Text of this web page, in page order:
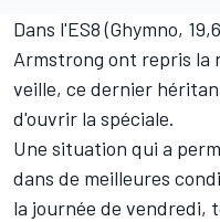
Dans l'ES8 (Ghymno,
Armstrong ont repris la
veille, ce dernier
d'ouvrir la spéciale.
Une situation qui a
dans de meilleures
la journée de vendredi,